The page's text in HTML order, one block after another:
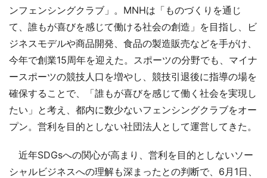
ンフェンシングクラブ」。MNHは「ものづくりを通じ
て、誰もが喜びを感じて働ける社会の創造」を目指し、ビ
ジネスモデルや商品開発、食品の製造販売などを手がけ、
今年で創業15周年を迎えた。スポーツの分野でも、マイナ
ースポーツの競技人口を増やし、競技引退後に指導の場を
確保することで、「誰もが喜びを感じて働く社会を実現し
たい」と考え、都内に数少ないフェンシングクラブをオー
プン。営利を目的としない社団法人として運営してきた。
近年SDGsへの関心が高まり、営利を目的としないソー
シャルビジネスへの理解も深まったとの判断で、6月1日、